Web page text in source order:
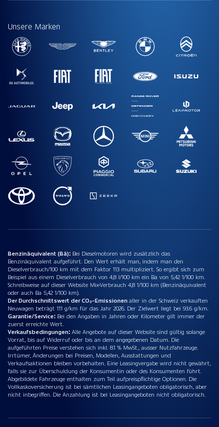
Unsere Marken
Benzinäquivalent (Bä): Bei Dieselmotoren wird zusätzlich das
Benzinäquivalent aufgeführt. Den Wert erhält man, indem man den
Dieselverbrauch/100 km mit dem Faktor 113 multipliziert. So ergibt sich zum
Beispiel aus einem Dieselverbrauch von 4,8 l/100 km ein Ba von 5,42 1/100 km.
Schreibweise auf dieser Website Mix-Verbrauch 4,8 1/100 km (Benzinäquivalent
oder auch Ba 5,42 1/100 km).
Der Durchschnittswert der CO₂-Emissionenaller in der Schweiz verkauften
Neuwagen beträgt 111 g/km für das Jahr 2026. Der Zielwert liegt bei 93.6 g/km.
Garantie/Service: Bei den Angaben in Jahren oder Kilometer gilt immer der
zuerst erreichte Wert.
Verkaufsbedingungen: Alle Angebote auf dieser Website sind gültig solange
Vorrat, bis auf Widerruf oder bis an dem angegebenen Datum. Die
aufgeführten Preise verstehen sich inkl. 8.1 % MwSt., ausser Nutzfahrzeuge.
Irrtümer, Änderungen bei Preisen, Modellen, Ausstattungen und
Verkaufsaktionen bleiben vorbehalten. Eine Leasingvergabe wird nicht gewährt,
falls sie zur Überschuldung der Konsumentin oder des Konsumenten führt.
Abgebildete Fahrzeuge enthalten zum Teil aufpreispflichtige Optionen. Die
Vollkaskoversicherung ist bei sämtlichen Leasingangeboten obligatorisch, aber
nicht inbegriffen. Die Anzahlung ist bei Leasingangeboten nicht obligatorisch.